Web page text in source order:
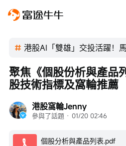
港股AI「雙雄」交投活躍！
港股窩輪Jenny
參與了話題 · 01/20 02:46
聚焦《個股份析與產品
股技術指標及窩輪推薦
個股分析與產品列表.pdf